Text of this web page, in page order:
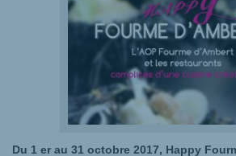
Du 1 er au 31 octobre 2017, Happy